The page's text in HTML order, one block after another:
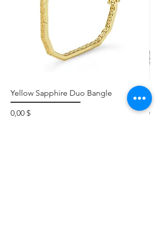
Yellow Sapphire Duo Bangle
Preis
0,00 $